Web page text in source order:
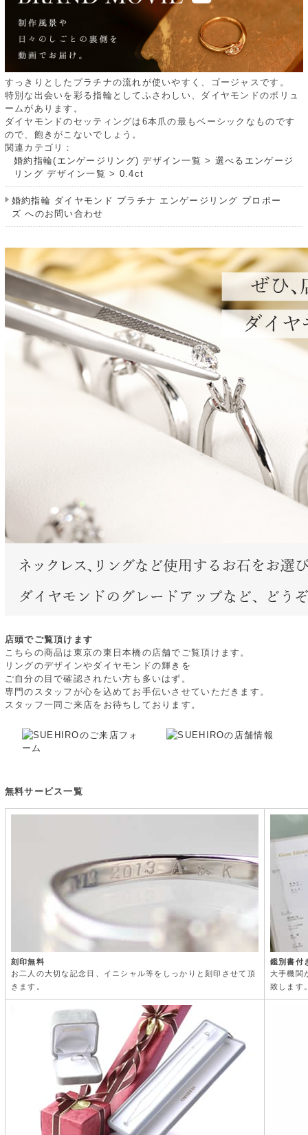
すっきりとしたプラチナの流れが使いやすく、ゴージャスです。
特別な出会いを彩る指輪としてふさわしい、ダイヤモンドのボリュ
ームがあります。
ダイヤモンドのセッティングは6本爪の最もベーシックなものです
ので、飽きがこないでしょう。
関連カテゴリ：
婚約指輪(エンゲージリング) デザイン一覧 > 選べるエンゲージ
リング デザイン一覧 > 0.4ct
婚約指輪 ダイヤモンド プラチナ エンゲージリング プロポー
ズ へのお問い合わせ
店頭でご覧頂けます
こちらの商品は東京の東日本橋の店舗でご覧頂けます。
リングのデザインやダイヤモンドの輝きを
ご自分の目で確認されたい方も多いはず。
専門のスタッフが心を込めてお手伝いさせていただきます。
スタッフ一同ご来店をお待ちしております。
無料サービス一覧
刻印無料
お二人の大切な記念日、イニシャル等をしっかりと刻印させて頂
きます。
鑑別書付
大手機関
致します